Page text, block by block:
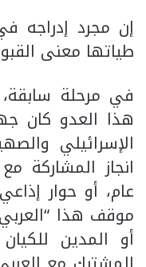
إن مجرد إدراجه
طياتها معنى
في مرحلة
هذا العدو كان
الإسرائيلي
انجاز
عام، أو حوار
موقف هذا
أو المدين